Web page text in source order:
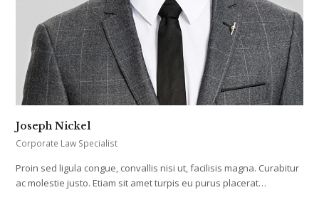
Joseph Nickel
Corporate Law Specialist
Proin sed ligula congue, convallis nisi ut, facilisis magna. Curabitur
ac molestie justo. Etiam sit amet turpis eu purus placerat…